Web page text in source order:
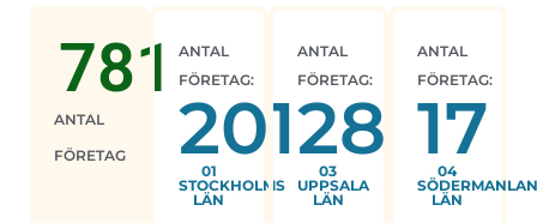
ANTAL
FÖRETAG
781
ANTAL
FÖRETAG:
201
01
STOCKHOLMS
LÄN
ANTAL
FÖRETAG:
28
03
UPPSALA
LÄN
ANTAL
FÖRETAG:
17
04
LÄN